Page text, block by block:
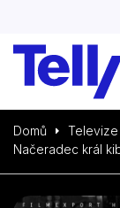
Domů Televize
Načeradec král